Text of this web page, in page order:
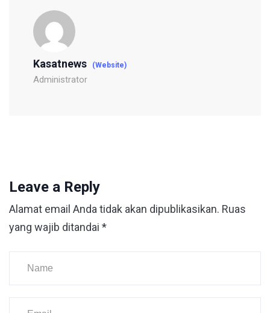
Kasatnews (Website)
Administrator
Leave a Reply
Alamat email Anda tidak akan dipublikasikan. Ruas
yang wajib ditandai *